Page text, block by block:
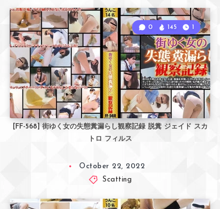
[FF-568] 街ゆく女の失態糞漏らし観察記録 脱糞 ジェイド スカ
トロ フィルス
0 145 1
October 22, 2022
Scatting